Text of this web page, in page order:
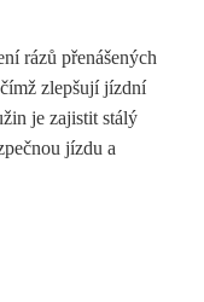
rázů přenášených
zlepšují jízdní
je zajistit stálý
jízdu a